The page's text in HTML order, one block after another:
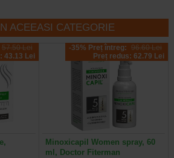
ACEEASI CATEGORIE
57.50 Lei
43.13 Lei
-35% Preț întreg: 96.60 Lei
Preț redus: 62.79 Lei
Minoxicapil Women spray, 60
ml, Doctor Fiterman